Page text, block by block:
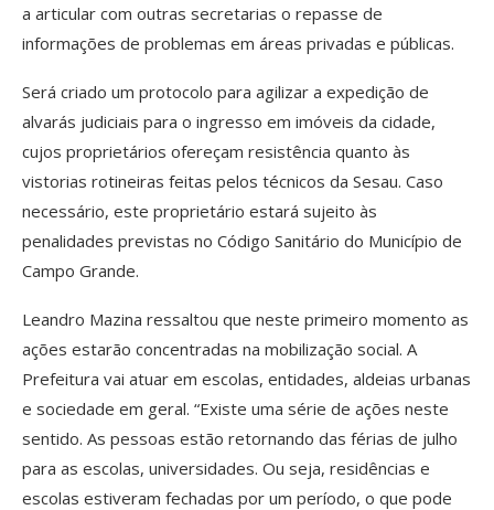
a articular com outras secretarias o repasse de
informações de problemas em áreas privadas e públicas.
Será criado um protocolo para agilizar a expedição de
alvarás judiciais para o ingresso em imóveis da cidade,
cujos proprietários ofereçam resistência quanto às
vistorias rotineiras feitas pelos técnicos da Sesau. Caso
necessário, este proprietário estará sujeito às
penalidades previstas no Código Sanitário do Município de
Campo Grande.
Leandro Mazina ressaltou que neste primeiro momento as
ações estarão concentradas na mobilização social. A
Prefeitura vai atuar em escolas, entidades, aldeias urbanas
e sociedade em geral. “Existe uma série de ações neste
sentido. As pessoas estão retornando das férias de julho
para as escolas, universidades. Ou seja, residências e
escolas estiveram fechadas por um período, o que pode